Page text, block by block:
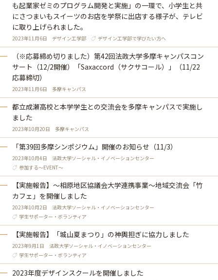
も起業家ゼミのプログラム開発と実施」の一環で、小学生と共
にさつまいもスイーツのお店を学祭に出店する様子が、テレビ
に取り上げられました。
2023年11月6日 デザイン工学部 デザイン工学部で学びたい方へ
（※応募締め切りました）第42回法政大学多摩キャンパスコン
サート（12/2開催）「Saxaccord（サクサコール）」（11/22
応募締切）
2023年11月6日 多摩キャンパス
都立成瀬高校と本学学生との交流会を多摩キャンパスで実施し
ました
2023年10月20日 多摩キャンパス
「第39回多摩シンポジウム」開催のお知らせ（11/3）
2023年10月4日
法政大学ソーシャル・イノベーションセンター
参加する～EVENT～
【実施報告】～相原地区協議会大学連携事業～地域交流会「竹
カフェ」を開催しました
2023年10月2日
法政大学ソーシャル・イノベーションセンター
学生サポーター・ボランティア
【実施報告】「城山夏まつり」の神輿担ぎに協力しました
2023年9月1日
法政大学ソーシャル・イノベーションセンター
学生サポーター・ボランティア
2023年度デザインスクールを開催しました